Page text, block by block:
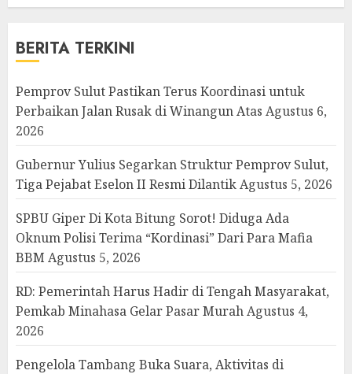
BERITA TERKINI
Pemprov Sulut Pastikan Terus Koordinasi untuk
Perbaikan Jalan Rusak di Winangun Atas Agustus 6,
2026
Gubernur Yulius Segarkan Struktur Pemprov Sulut,
Tiga Pejabat Eselon II Resmi DilantikAgustus 5, 2026
SPBU Giper Di Kota Bitung Sorot! Diduga Ada
Oknum Polisi Terima “Kordinasi” Dari Para Mafia
BBM Agustus 5, 2026
RD: Pemerintah Harus Hadir di Tengah Masyarakat,
Pemkab Minahasa Gelar Pasar MurahAgustus 4,
2026
Pengelola Tambang Buka Suara, Aktivitas di